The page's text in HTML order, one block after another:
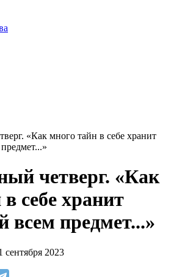
«Как много тайн в себе хранит
четверг. «Как
себе хранит
предмет...»
2023